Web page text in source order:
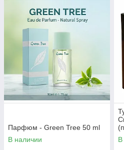
Парфюм - Green Tree 50 ml
В наличии
В